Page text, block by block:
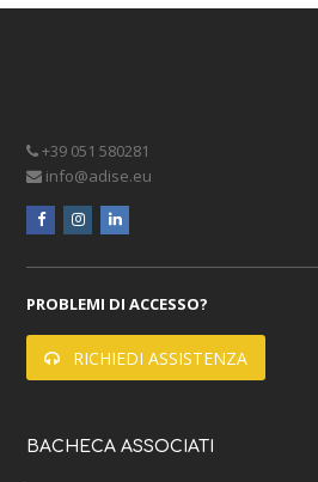
+39 051 580281
info@adise.eu
facebookinstagramlinkedin
PROBLEMI DI ACCESSO?
RICHIEDI ASSISTENZA
BACHECA ASSOCIATI